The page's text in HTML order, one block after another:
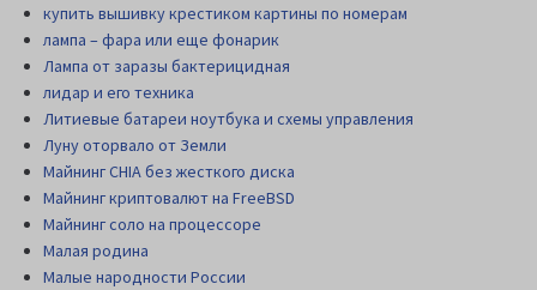
купить вышивку крестиком картины по номерам
лампа – фара или еще фонарик
Лампа от заразы бактерицидная
лидар и его техника
Литиевые батареи ноутбука и схемы управления
Луну оторвало от Земли
Майнинг CHIA без жесткого диска
Майнинг криптовалют на FreeBSD
Майнинг соло на процессоре
Малая родина
Малые народности России